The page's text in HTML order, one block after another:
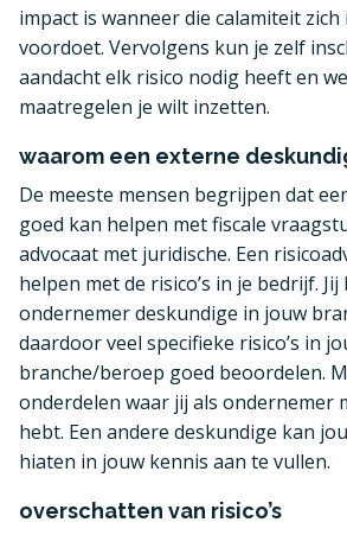
impact is wanneer die calamiteit zich
voordoet. Vervolgens kun je zelf
aandacht elk risico nodig heeft en
maatregelen je wilt inzetten.
waarom een externe
De meeste mensen begrijpen dat
goed kan helpen met fiscale
advocaat met juridische. Een
helpen met de risico’s in je bedrijf. Jij
ondernemer deskundige in jouw
daardoor veel specifieke risico’s in
branche/beroep goed beoordelen.
onderdelen waar jij als ondernemer
hebt. Een andere deskundige kan
hiaten in jouw kennis aan te vullen.
overschatten van risico’s